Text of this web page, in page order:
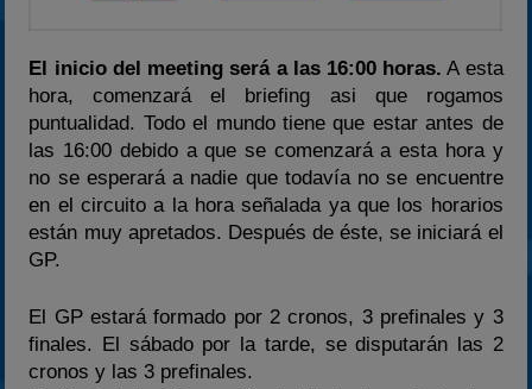
El inicio del meeting será a las 16:00 horas. A esta
hora, comenzará el briefing asi que rogamos
puntualidad. Todo el mundo tiene que estar antes de
las 16:00 debido a que se comenzará a esta hora y
no se esperará a nadie que todavía no se encuentre
en el circuito a la hora señalada ya que los horarios
están muy apretados. Después de éste, se iniciará el
GP.
El GP estará formado por 2 cronos, 3 prefinales y 3
finales. El sábado por la tarde, se disputarán las 2
cronos y las 3 prefinales.